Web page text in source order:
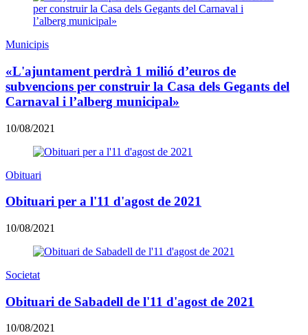
Municipis
«L'ajuntament perdrà 1 milió d’euros de
subvencions per construir la Casa dels Gegants del
Carnaval i l’alberg municipal»
10/08/2021
Obituari
Obituari per a l'11 d'agost de 2021
10/08/2021
Societat
Obituari de Sabadell de l'11 d'agost de 2021
10/08/2021